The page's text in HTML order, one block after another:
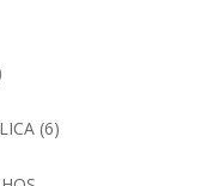
(6)